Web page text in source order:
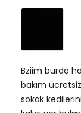
Bziim burda
bakım
sokak